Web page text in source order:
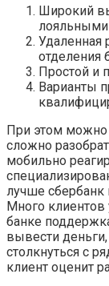
Широкий
лояльными
Удаленная
отделения
Простой и
Варианты
При этом можно
сложно
мобильно
лучше сбербанк
Много клиентов
банке
вывести
столкнуться с
клиент оценит